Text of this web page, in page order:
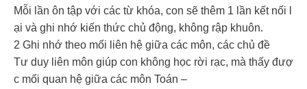
Mỗi lần ôn tập với các từ khóa, con sẽ thêm 1 lần kết nối l
ại và ghi nhớ kiến thức chủ động, không rập khuôn.
2️ Ghi nhớ theo mối liên hệ giữa các môn, các chủ đề
Tư duy liên môn giúp con không học rời rạc, mà thấy đượ
c mối quan hệ giữa các môn Toán –